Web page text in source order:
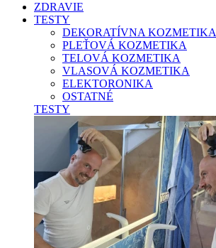
ZDRAVIE
TESTY
DEKORATÍVNA KOZMETIKA
PLEŤOVÁ KOZMETIKA
TELOVÁ KOZMETIKA
VLASOVÁ KOZMETIKA
ELEKTORONIKA
OSTATNÉ
TESTY